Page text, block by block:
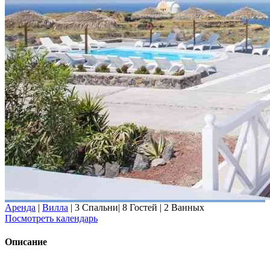
Аренда | Вилла | 3 Спальни| 8 Гостей | 2 Ванных
Посмотреть календарь
Описание